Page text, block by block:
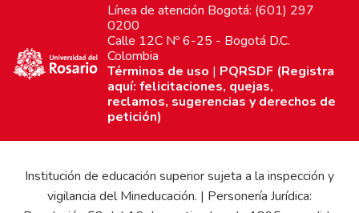
Línea de atención Bogotá: (601) 297
0200
Calle 12C Nº 6-25 - Bogotá D.C.
Colombia
Términos de uso | PQRSDF (Registra
aquí: felicitaciones, quejas,
reclamos, sugerencias y derechos de
petición)
Institución de educación superior sujeta a la inspección y
vigilancia del Mineducación. | Personería Jurídica: